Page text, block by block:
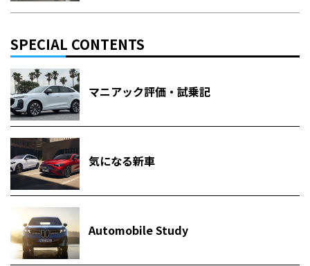
SPECIAL CONTENTS
マニアック評価・試乗記
気になる新車
Automobile Study